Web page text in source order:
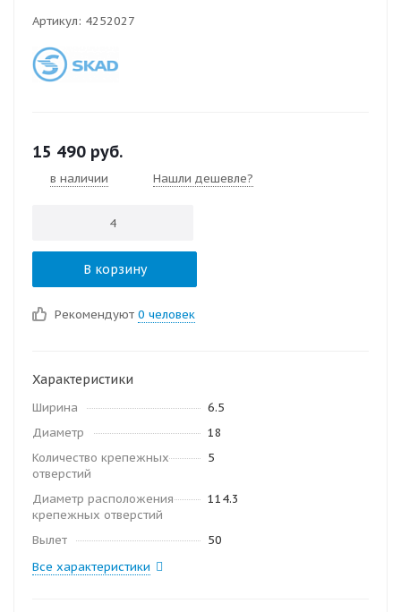
Артикул: 4252027
15 490 руб.
в наличии Нашли дешевле?
В корзину
Рекомендуют 0 человек
Характеристики
Ширина
6.5
Диаметр
18
Количество крепежных
отверстий
5
Диаметр расположения
крепежных отверстий
114.3
Вылет
50
Все характеристики